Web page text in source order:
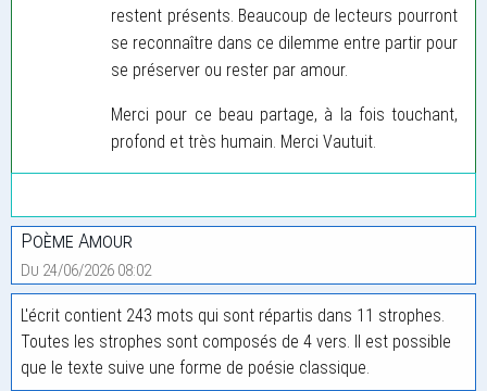
restent présents. Beaucoup de lecteurs pourront
se reconnaître dans ce dilemme entre partir pour
se préserver ou rester par amour.
Merci pour ce beau partage, à la fois touchant,
profond et très humain. Merci Vautuit.
Poème Amour
Du 24/06/2026 08:02
L'écrit contient 243 mots qui sont répartis dans 11 strophes.
Toutes les strophes sont composés de 4 vers. Il est possible
que le texte suive une forme de poésie classique.